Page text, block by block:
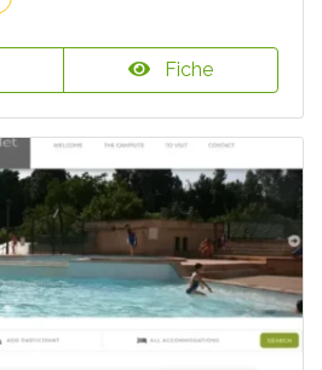
Fiche